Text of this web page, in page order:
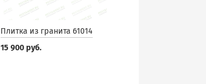
Плитка из гранита 61014
15 900 руб.